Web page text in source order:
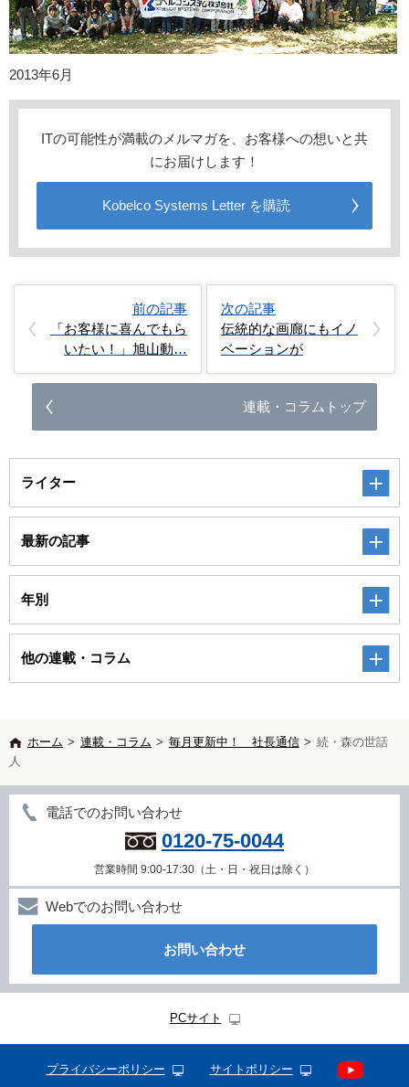
2013年6月
ITの可能性が満載のメルマガを、お客様への想いと共
にお届けします！
Kobelco Systems Letter を購読
前の記事
「お客様に喜んでもら
いたい！」旭山動…
次の記事
伝統的な画廊にもイノ
ベーションが
連載・コラムトップ
ライター
最新の記事
年別
他の連載・コラム
ホーム > 連載・コラム > 毎月更新中！ 社長通信 > 続・森の世話
人
電話でのお問い合わせ
0120-75-0044
営業時間 9:00-17:30（土・日・祝日は除く）
Webでのお問い合わせ
お問い合わせ
PCサイト
プライバシーポリシー サイトポリシー